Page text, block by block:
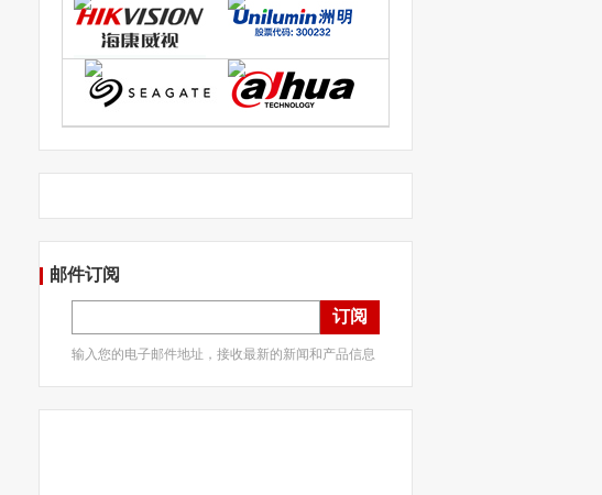
邮件订阅
订阅
输入您的电子邮件地址，接收最新的新闻和产品信息